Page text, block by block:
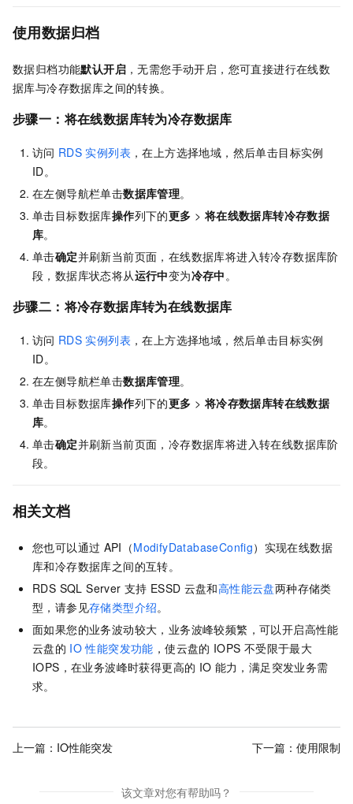
使用数据归档
数据归档功能默认开启 ，无需您手动开启，您可直接进行在线数
据库与冷存数据库之间的转换。
步骤一：将在线数据库转为冷存数据库
访问 RDS 实例列表 ，在上方选择地域，然后单击目标实例
ID。
在左侧导航栏单击数据库管理。
单击目标数据库操作列下的更多 > 将在线数据库转冷存数据
库。
单击确定并刷新当前页面，在线数据库将进入转冷存数据库阶
段，数据库状态将从运行中变为冷存中 。
步骤二：将冷存数据库转为在线数据库
访问 RDS 实例列表 ，在上方选择地域，然后单击目标实例
ID。
在左侧导航栏单击数据库管理。
单击目标数据库操作列下的更多 > 将冷存数据库转在线数据
库。
单击确定并刷新当前页面，冷存数据库将进入转在线数据库阶
段。
相关文档
您也可以通过 API（ModifyDatabaseConfig）实现在线数据
库和冷存数据库之间的互转。
RDS SQL Server 支持 ESSD 云盘和高性能云盘两种存储类
型，请参见存储类型介绍。
面如果您的业务波动较大，业务波峰较频繁，可以开启高性能
云盘的 IO 性能突发功能 ，使云盘的 IOPS 不受限于最大
IOPS，在业务波峰时获得更高的 IO 能力，满足突发业务需
求。
上一篇： IO性能突发 下一篇： 使用限制
该文章对您有帮助吗？